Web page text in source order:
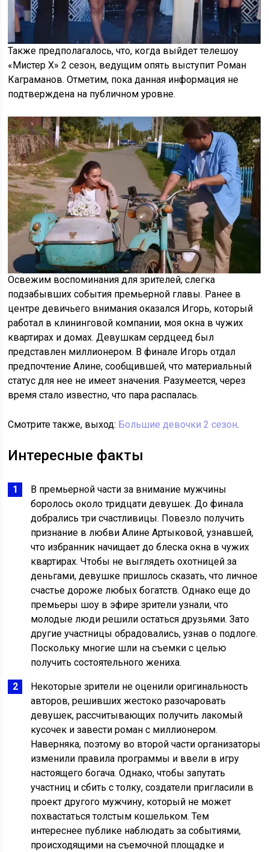
Также предполагалось, что, когда выйдет телешоу
«Мистер Х» 2 сезон, ведущим опять выступит Роман
Каграманов. Отметим, пока данная информация не
подтверждена на публичном уровне.
Освежим воспоминания для зрителей, слегка
подзабывших события премьерной главы. Ранее в
центре девичьего внимания оказался Игорь, который
работал в клининговой компании, моя окна в чужих
квартирах и домах. Девушкам сердцеед был
представлен миллионером. В финале Игорь отдал
предпочтение Алине, сообщившей, что материальный
статус для нее не имеет значения. Разумеется, через
время стало известно, что пара распалась.
Смотрите также, выход: Большие девочки 2 сезон.
Интересные факты
В премьерной части за внимание мужчины
боролось около тридцати девушек. До финала
добрались три счастливицы. Повезло получить
признание в любви Алине Артыковой, узнавшей,
что избранник начищает до блеска окна в чужих
квартирах. Чтобы не выглядеть охотницей за
деньгами, девушке пришлось сказать, что личное
счастье дороже любых богатств. Однако еще до
премьеры шоу в эфире зрители узнали, что
молодые люди решили остаться друзьями. Зато
другие участницы обрадовались, узнав о подлоге.
Поскольку многие шли на съемки с целью
получить состоятельного жениха.
Некоторые зрители не оценили оригинальность
авторов, решивших жестоко разочаровать
девушек, рассчитывающих получить лакомый
кусочек и завести роман с миллионером.
Наверняка, поэтому во второй части организаторы
изменили правила программы и ввели в игру
настоящего богача. Однако, чтобы запутать
участниц и сбить с толку, создатели пригласили в
проект другого мужчину, который не может
похвастаться толстым кошельком. Тем
интереснее публике наблюдать за событиями,
происходящими на съемочной площадке и